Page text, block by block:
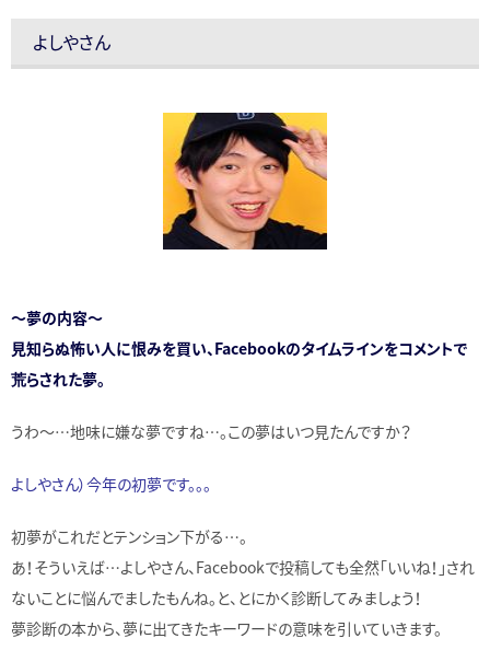
よしやさん
～夢の内容～
見知らぬ怖い人に恨みを買い、Facebookのタイムラインをコメントで
荒らされた夢。
うわ～…地味に嫌な夢ですね…。この夢はいつ見たんですか？
よしやさん）今年の初夢です。。。
初夢がこれだとテンション下がる…。
あ！そういえば…よしやさん、Facebookで投稿しても全然「いいね！」され
ないことに悩んでましたもんね。と、とにかく診断してみましょう！
夢診断の本から、夢に出てきたキーワードの意味を引いていきます。